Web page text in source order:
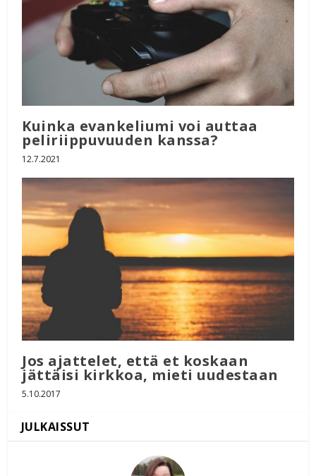
Kuinka evankeliumi voi auttaa
peliriippuvuuden kanssa?
12.7.2021
Jos ajattelet, että et koskaan
jättäisi kirkkoa, mieti uudestaan
5.10.2017